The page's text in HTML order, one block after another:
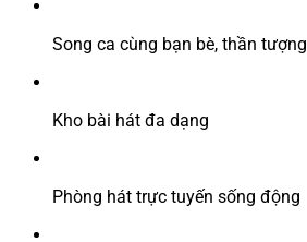
Song ca cùng bạn bè, thần tượng
Kho bài hát đa dạng
Phòng hát trực tuyến sống động